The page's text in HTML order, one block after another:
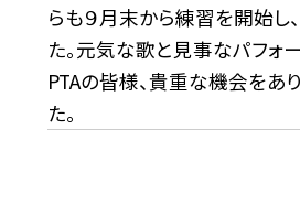
らも９月末から練習を開始し
た。元気な歌と見事なパフォ
PTAの皆様、貴重な機会をあ
た。